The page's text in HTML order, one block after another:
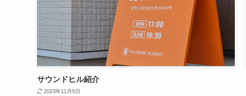
サウンドヒル紹介
2023年11月5日